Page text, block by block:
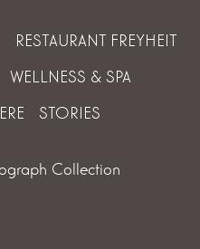
RESTAURANT FREYHEIT
WELLNESS & SPA
STORIES
Collection